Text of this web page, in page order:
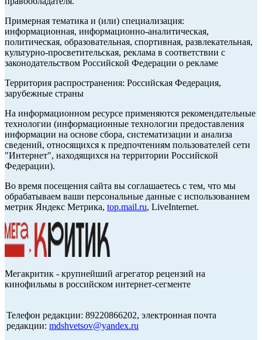
Примерная тематика и (или) специализация:
информационная, информационно-аналитическая,
политическая, образовательная, спортивная, развлекательная,
культурно-просветительская, реклама в соответствии с
законодательством Российской Федерации о рекламе
Территория распространения: Российская Федерация,
зарубежные страны
На информационном ресурсе применяются рекомендательные
технологии (информационные технологии предоставления
информации на основе сбора, систематизации и анализа
сведений, относящихся к предпочтениям пользователей сети
"Интернет", находящихся на территории Российской
Федерации).
Во время посещения сайта вы соглашаетесь с тем, что мы
обрабатываем ваши персональные данные с использованием
метрик Яндекс Метрика, top.mail.ru, LiveInternet.
Мегакритик - крупнейший агрегатор рецензий на
кинофильмы в российском интернет-сегменте
Телефон редакции: 89220866202, электронная почта
редакции: mdshvetsov@yandex.ru